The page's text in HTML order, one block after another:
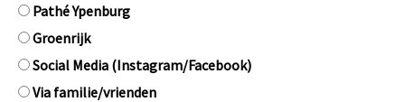
Pathé Ypenburg
Groenrijk
Social Media (Instagram/Facebook)
Via familie/vrienden